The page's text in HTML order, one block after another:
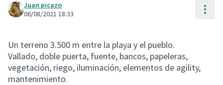
Juan picazo
06/08/2021 18:33
Un terreno 3.500 m entre la playa y el pueblo.
Vallado, doble puerta, fuente, bancos, papeleras,
vegetación, riego, iluminación, elementos de agility,
mantenimiento.